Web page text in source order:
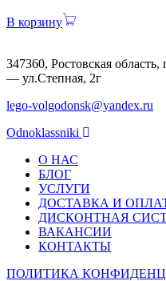
В корзину
347360, Ростовская область,
— ул.Степная, 2г
lego-volgodonsk@yandex.ru
Odnoklassniki
О НАС
БЛОГ
УСЛУГИ
ДОСТАВКА И
ДИСКОНТНАЯ
ВАКАНСИИ
КОНТАКТЫ
ПОЛИТИКА